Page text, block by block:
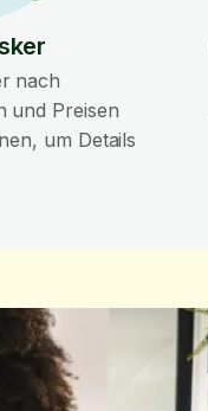
nach
und Preisen
um Details